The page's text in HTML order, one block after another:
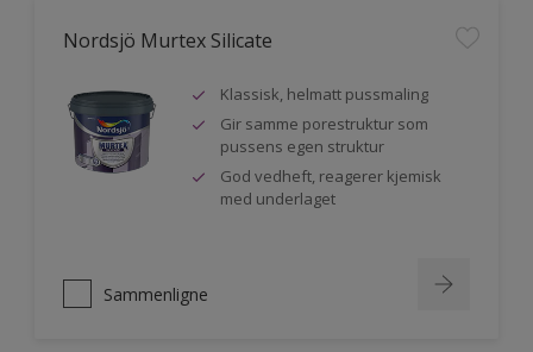
Nordsjö Murtex Silicate
Klassisk, helmatt pussmaling
Gir samme porestruktur som
pussens egen struktur
God vedheft, reagerer kjemisk
med underlaget
Sammenligne